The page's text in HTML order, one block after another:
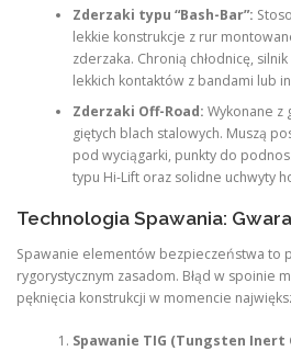
Zderzaki typu “Bash-Bar”:
lekkie konstrukcje z rur
zderzaka. Chronią chłodnicę,
lekkich kontaktów z bandami lub
Zderzaki Off-Road: Wykonane z
giętych blach stalowych. Muszą
pod wyciągarki, punkty do
typu Hi-Lift oraz solidne uchwyty
Technologia Spawania:
Spawanie elementów bezpieczeństwa to
rygorystycznym zasadom. Błąd w spoinie
pęknięcia konstrukcji w momencie
Spawanie TIG (Tungsten Inert